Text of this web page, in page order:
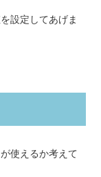
設定してあげま
使えるか考えて